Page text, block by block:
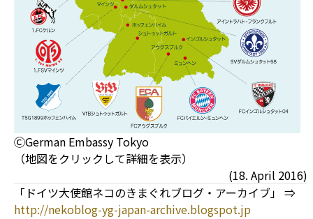
ⒸGerman Embassy Tokyo
（地図をクリックして詳細を表示）
(18. April 2016)
「ドイツ大使館ネコのきまぐれブログ・アーカイブ」 ⇒
http://nekoblog-yg-japan-archive.blogspot.jp